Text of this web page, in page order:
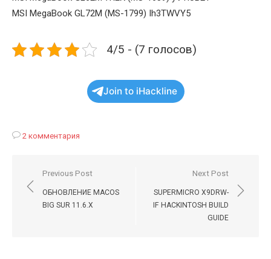
MSI MegaBook GL72M (MS-1799) Ih3TWVY5
4/5 - (7 голосов)
Join to iHackline
2 комментария
Навигация
по
записям
Previous Post
ОБНОВЛЕНИЕ MACOS
BIG SUR 11.6.X
Next Post
SUPERMICRO X9DRW-
IF HACKINTOSH BUILD
GUIDE